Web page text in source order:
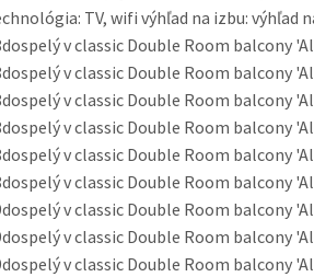
TV, wifi výhľad na izbu: výhľad
dospelý v classic Double Room balcony
dospelý v classic Double Room balcony
dospelý v classic Double Room balcony
dospelý v classic Double Room balcony
dospelý v classic Double Room balcony
dospelý v classic Double Room balcony
dospelý v classic Double Room balcony
dospelý v classic Double Room balcony
dospelý v classic Double Room balcony